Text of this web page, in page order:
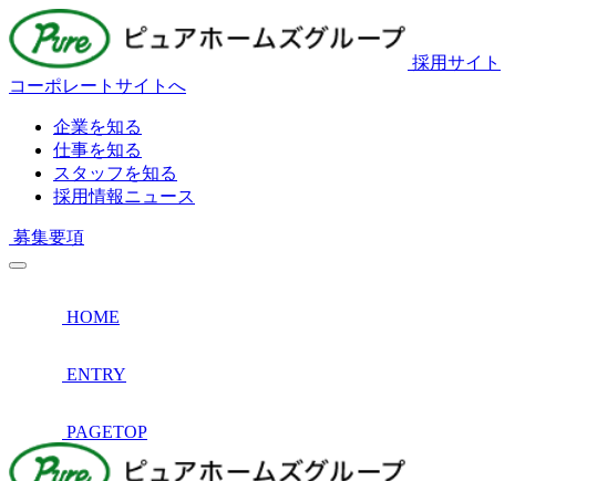
採用サイト
コーポレートサイトへ
企業を知る
仕事を知る
スタッフを知る
採用情報ニュース
募集要項
HOME
ENTRY
PAGETOP